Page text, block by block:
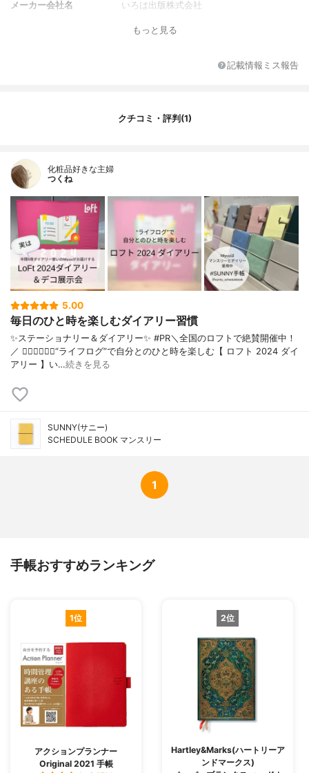
メーカー会社名 いろは出版株式会社
もっと見る
記載情報ミス報告
クチコミ・評判(1)
化粧品好きな主婦
つくね
5.00
毎日のひと時を楽しむダイアリー習慣
✨ステーショナリー＆ダイアリー✨ #PR＼全国のロフトで絶賛開催中！
／ 👇🏻👇🏻👇🏻“ライフログ”で自分とのひと時を楽しむ【 ロフト 2024 ダイ
アリー 】い…続きを見る
SUNNY(サニー)
SCHEDULE BOOK マンスリー
1
手帳おすすめランキング
1位
アクションプランナー
Original 2021 手帳
2位
Hartley&Marks(ハートリーア
ンドマークス)